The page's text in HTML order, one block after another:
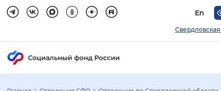
En
Свердловская